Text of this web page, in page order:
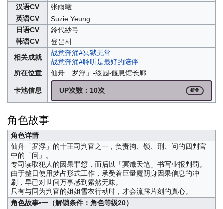
汉语CV
张雨曦
英语CV
Suzie Yeung
日语CV
鈴代紗弓
韩语CV
윤은서
相关成就
战意奔涌#冥狱无常
战意奔涌#聆听是最好的陪伴
所在位置
仙舟「罗浮」-绥园-偃息馆长廊
卡池信息 UP次数：10次 折叠
角色故事
角色详情
仙舟「罗浮」的十王司判官之一，负责拘、锁、刑、问的四判官
中的「问」。
专司读取犯人的因果罪愆，而后以「冥谶天笔」书写业报判罚。
由于整日使用梦占形式工作，承受着巨量魔阴身因果信息的冲
刷，早已对世间万事感到索然无味。
只有与同为判官的姐姐雪衣行动时，才会流露片刻的真心。
角色故事•一（解锁条件：角色等级20）